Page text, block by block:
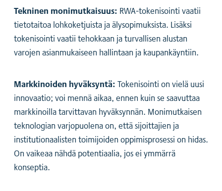
Tekninen monimutkaisuus: RWA-tokenisointi vaatii
tietotaitoa lohkoketjuista ja älysopimuksista. Lisäksi
tokenisointi vaatii tehokkaan ja turvallisen alustan
varojen asianmukaiseen hallintaan ja kaupankäyntiin.
Markkinoiden hyväksyntä:Tokenisointi on vielä uusi
innovaatio; voi mennä aikaa, ennen kuin se saavuttaa
markkinoilla tarvittavan hyväksynnän. Monimutkaisen
teknologian varjopuolena on, että sijoittajien ja
institutionaalisten toimijoiden oppimisprosessi on hidas.
On vaikeaa nähdä potentiaalia, jos ei ymmärrä
konseptia.